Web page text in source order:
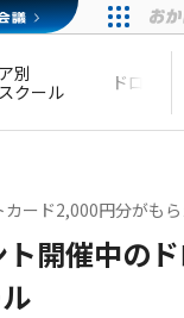
別
クール
ドローン
ード2,000円分がもら
開催中の